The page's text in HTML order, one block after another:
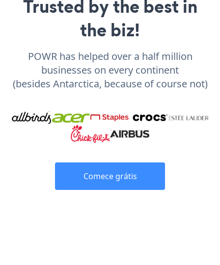
Trusted by the best in
the biz!
POWR has helped over a half million
businesses on every continent
(besides Antarctica, because of course not)
Comece grátis